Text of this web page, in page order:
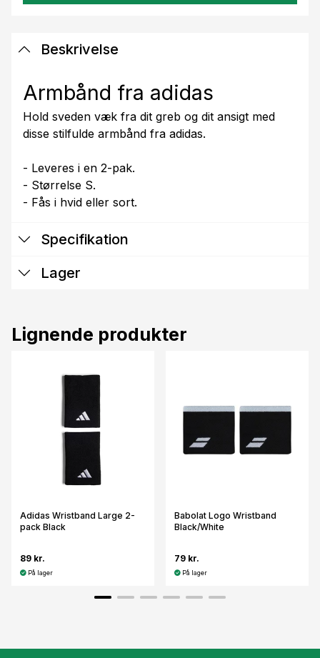
Beskrivelse
Armbånd fra adidas
Hold sveden væk fra dit greb og dit ansigt med
disse stilfulde armbånd fra adidas.
- Leveres i en 2-pak.
- Størrelse S.
- Fås i hvid eller sort.
Specifikation
Lager
Lignende produkter
Adidas Wristband Large 2-
pack Black
89 kr.
På lager
Babolat Logo Wristband
Black/White
79 kr.
På lager